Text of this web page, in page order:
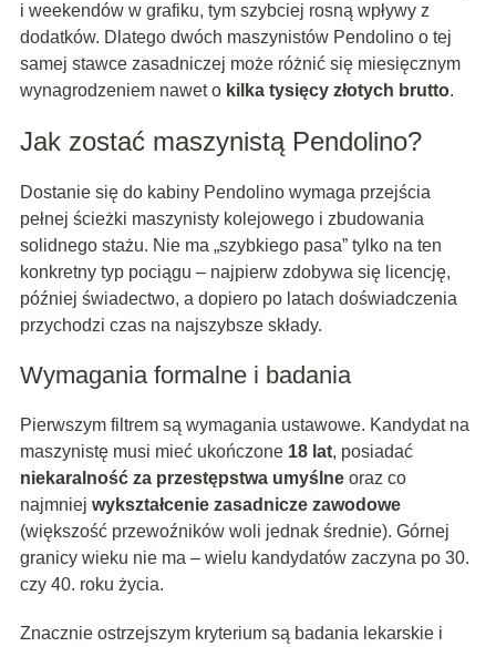
i weekendów w grafiku, tym szybciej rosną wpływy z
dodatków. Dlatego dwóch maszynistów Pendolino o tej
samej stawce zasadniczej może różnić się miesięcznym
wynagrodzeniem nawet o kilka tysięcy złotych brutto.
Jak zostać maszynistą Pendolino?
Dostanie się do kabiny Pendolino wymaga przejścia
pełnej ścieżki maszynisty kolejowego i zbudowania
solidnego stażu. Nie ma „szybkiego pasa” tylko na ten
konkretny typ pociągu – najpierw zdobywa się licencję,
później świadectwo, a dopiero po latach doświadczenia
przychodzi czas na najszybsze składy.
Wymagania formalne i badania
Pierwszym filtrem są wymagania ustawowe. Kandydat na
maszynistę musi mieć ukończone 18 lat, posiadać
niekaralność za przestępstwa umyślneoraz co
najmniej wykształcenie zasadnicze zawodowe
(większość przewoźników woli jednak średnie). Górnej
granicy wieku nie ma – wielu kandydatów zaczyna po 30.
czy 40. roku życia.
Znacznie ostrzejszym kryterium są badania lekarskie i